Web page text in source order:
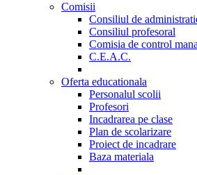
Comisii
Consiliul de
Consiliul profesoral
Comisia de control
C.E.A.C.
Oferta educationala
Personalul scolii
Profesori
Incadrarea pe clase
Plan de scolarizare
Proiect de incadrare
Baza materiala